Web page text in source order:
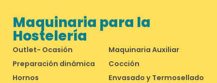
Maquinaria para la
Hostelería
Outlet- Ocasión
Maquinaria Auxiliar
Preparación dinámica
Cocción
Hornos
Envasado y Termosellado